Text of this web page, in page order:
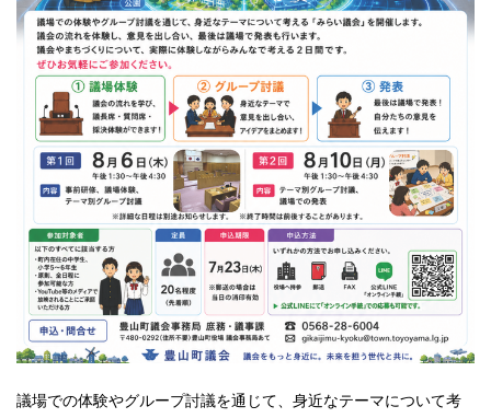
議場での体験やグループ討議を通じて、身近なテーマについて考